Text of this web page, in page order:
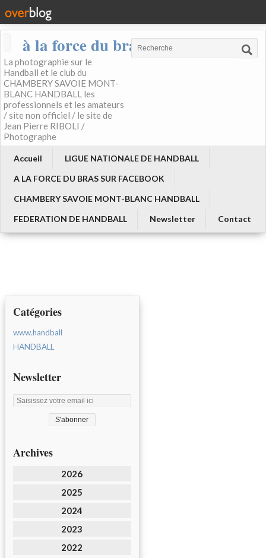
à la force du bras
La photographie sur le
Handball et le club du
CHAMBERY SAVOIE MONT-
BLANC HANDBALL les
professionnels et les amateurs
/ site non officiel / le site de
Jean Pierre RIBOLI /
Photographe
Accueil
LIGUE NATIONALE DE HANDBALL
A LA FORCE DU BRAS SUR FACEBOOK
CHAMBERY SAVOIE MONT-BLANC HANDBALL
FEDERATION DE HANDBALL
Newsletter Contact
Catégories
www.handball
HANDBALL
Newsletter
Archives
2026
2025
2024
2023
2022